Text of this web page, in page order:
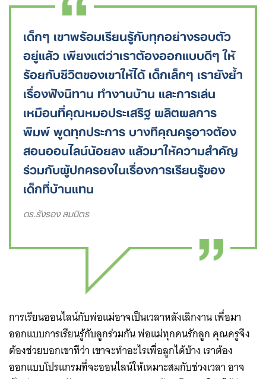
เด็กๆ เขาพร้อมเรียนรู้กับทุกอย่างรอบตัว
อยู่แล้ว เพียงแต่ว่าเราต้องออกแบบดีๆ ให้
ร้อยกับชีวิตของเขาให้ได้ เด็กเล็กๆ เรายังย้ำ
เรื่องฟังนิทาน ทำงานบ้าน และการเล่น
เหมือนที่คุณหมอประเสริฐ ผลิตผลการ
พิมพ์ พูดทุกประการ บางทีคุณครูอาจต้อง
สอนออนไลน์น้อยลง แล้วมาให้ความสำคัญ
ร่วมกับผู้ปกครองในเรื่องการเรียนรู้ของ
เด็กที่บ้านแทน
ดร.รังรอง สมมิตร
การเรียนออนไลน์กับพ่อแม่อาจเป็นเวลาหลังเลิกงาน เพื่อมา
ออกแบบการเรียนรู้กับลูกร่วมกัน พ่อแม่ทุกคนรักลูก คุณครูจึง
ต้องช่วยบอกเขาทีว่า เขาจะทำอะไรเพื่อลูกได้บ้าง เราต้อง
ออกแบบโปรแกรมที่จะออนไลน์ให้เหมาะสมกับช่วงเวลา อาจ